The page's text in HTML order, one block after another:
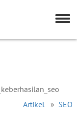
Artikel » SEO